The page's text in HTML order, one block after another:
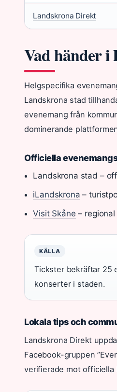
Landskrona Direkt
Vad händer i
Helgspecifika
Landskrona stad
evenemang från
dominerande
Officiella
Landskrona stad –
iLandskrona –
Visit Skåne –
KÄLLA
Tickster bekräftar 25
konserter i staden.
Lokala tips och
Landskrona Direkt
Facebook-gruppen
verifierade mot officiella